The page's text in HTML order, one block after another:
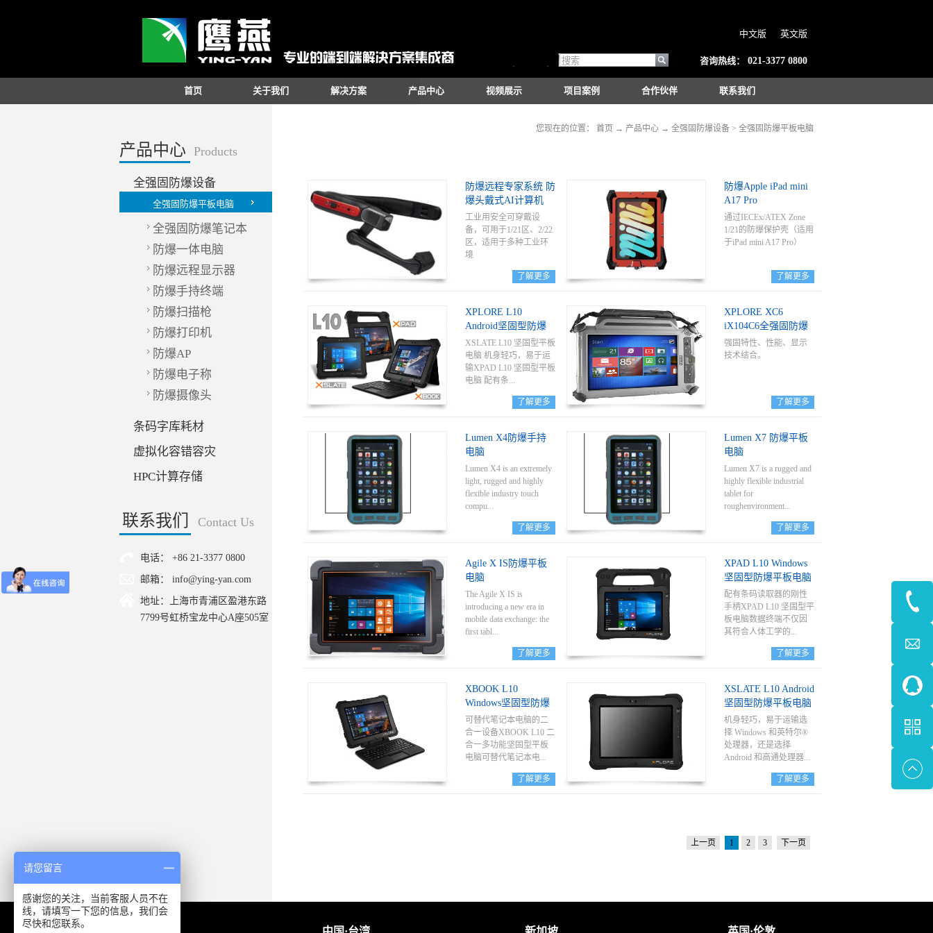
咨询热线： 021-3377 0800
中文版 英文版
首页 关于我们 解决方案 产品中心 视频展示 项目案例 合作伙伴 联系我们
您现在的位置： 首页 → 产品中心 → 全强固防爆设备 > 全强固防爆平板电脑
产品中心 Products
全强固防爆设备
全强固防爆平板电脑
全强固防爆笔记本
防爆一体电脑
防爆远程显示器
防爆手持终端
防爆扫描枪
防爆打印机
防爆AP
防爆电子称
防爆摄像头
条码字库耗材
虚拟化容错容灾
HPC计算存储
联系我们 Contact Us
电话： +86 21-3377 0800
邮箱： info@ying-yan.com
地址：上海市青浦区盈港东路
7799号虹桥宝龙中心A座505室
防爆远程专家系统 防
爆头戴式AI计算机
工业用安全可穿戴设
备，可用于1/21区、2/22
区，适用于多种工业环
境
了解更多
防爆Apple iPad mini
A17 Pro
通过IECEx/ATEX Zone
1/21的防爆保护壳（适用
于iPad mini A17 Pro）
了解更多
XPLORE L10
Android坚固型防爆
平板电脑
XSLATE L10 坚固型平板
电脑 机身轻巧，易于运
输XPAD L10 坚固型平板
电脑 配有条...
XBOOK L10 坚固型二合
一平板电脑 可替代笔记
本电脑的二合一设备
了解更多
XPLORE XC6
iX104C6全强固防爆
平板电脑
强固特性、性能、显示
技术结合。
了解更多
Lumen X4防爆手持
电脑
Lumen X4 is an extremely
light, rugged and highly
flexible industry touch
compu...
Lumen X4 has a large
number of
internationalcertifications
and can be used throughout
the world. It is approved
for ATEXand IECEx Zone
2/22 and for CSA Class I
othercountries are possible
functions,the Lumen X4
provides perfect support
for warehouse
management,
transport,service
technicians, operating
project managers inthe field
了解更多
Lumen X7 防爆平板
电脑
Lumen X7 is a rugged and
highly flexible industrial
tablet for
roughenvironment...
certifi-cationsand can be
used throughout the world.
It is approved for ATEX
and IECExZone 2/22 and
for UL Class I Division 2.
Approvals for other
customer request. Thanks
perfect support for
warehouse management,
transport,service
technicians, operating
personnel, engineers and
project managers inthe field
了解更多
Agile X IS防爆平板
电脑
The Agile X IS is
introducing a new era in
mobile data exchange: the
first tabl...
for industrial field use.
Equipped withan as yet
unique hot swappable
storage battery, which can
be replaced –
withoutturning off the
Zone 1/Div. 1, it allows
了解更多
XPAD L10 Windows
坚固型防爆平板电脑
配有条码读取器的刚性
手柄XPAD L10 坚固型平
板电脑数据终端不仅因
其符合人体工学的...
实的工业级耐用性而闻
名，对于提供现场服务
和在工业领域需要长时
间步行工作的人员而
言，此数据终端更是耳
熟能详。手柄中内置条
数据输入和任务验证速
了解更多
XBOOK L10
Windows坚固型防爆
平板电脑
可替代笔记本电脑的二
合一设备XBOOK L10 二
合一多功能坚固型平板
电脑可替代笔记本电...
了解更多
XSLATE L10 Android
坚固型防爆平板电脑
机身轻巧，易于运输选
择 Windows 和英特尔®
处理器，还是选择
Android 和高通处理器...
速，提供比前几代更快
了解更多
上一页 1 2 3 下一页
请您留言
感谢您的关注，当前客服人员不在
线，请填写一下您的信息，我们会
尽快和您联系。